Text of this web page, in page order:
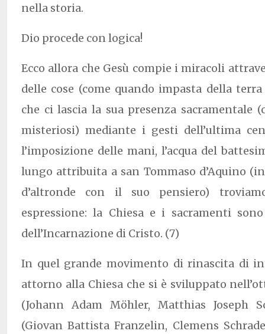
nella storia.
Dio procede con logica!
Ecco allora che Gesù compie i miracoli
delle cose (come quando impasta della
che ci lascia la sua presenza sacramentale
misteriosi) mediante i gesti dell’ultima
l’imposizione delle mani, l’acqua del
lungo attribuita a san Tommaso d’Aquino
d’altronde con il suo pensiero)
espressione: la Chiesa e i sacramenti
dell’Incarnazione di Cristo. (7)
In quel grande movimento di rinascita di
attorno alla Chiesa che si è sviluppato
(Johann Adam Möhler, Matthias Joseph
(Giovan Battista Franzelin, Clemens